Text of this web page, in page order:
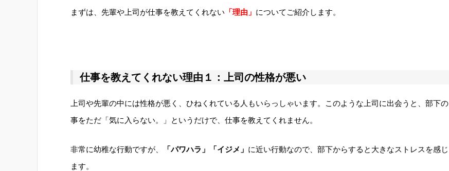
まずは、先輩や上司が仕事を教えてくれない 「理由」 についてご紹介します。
仕事を教えてくれない理由１：上司の性格が悪い
上司や先輩の中には性格が悪く、ひねくれている人もいらっしゃいます。このような上司に出会うと、部下の
事をただ「気に入らない。」というだけで、仕事を教えてくれません。
非常に幼稚な行動ですが、 「パワハラ」「イジメ」 に近い行動なので、部下からすると大きなストレスを感じ
ます。